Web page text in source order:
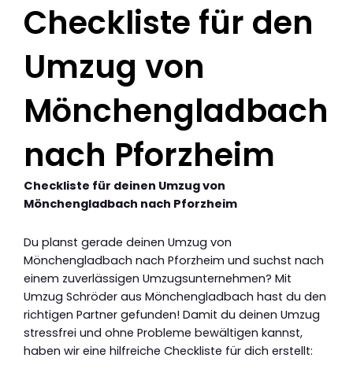
Checkliste für den
Umzug von
Mönchengladbach
nach Pforzheim
Checkliste für deinen Umzug von
Mönchengladbach nach Pforzheim
Du planst gerade deinen Umzug von
Mönchengladbach nach Pforzheim und suchst nach
einem zuverlässigen Umzugsunternehmen? Mit
Umzug Schröder aus Mönchengladbach hast du den
richtigen Partner gefunden! Damit du deinen Umzug
stressfrei und ohne Probleme bewältigen kannst,
haben wir eine hilfreiche Checkliste für dich erstellt: